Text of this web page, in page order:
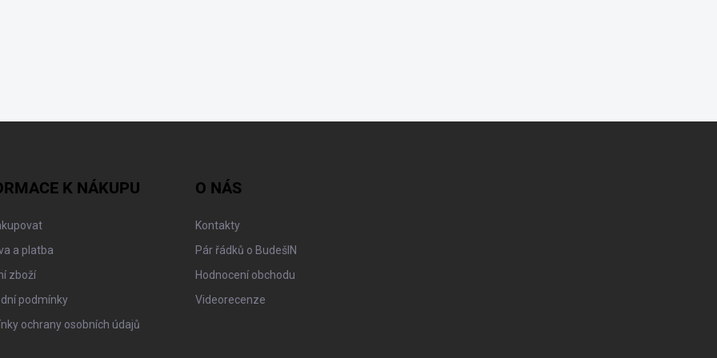
K NÁKUPU
a platba
zboží
podmínky
ochrany osobních údajů
O NÁS
Kontakty
Pár řádků o BudešIN
Hodnocení obchodu
Videorecenze